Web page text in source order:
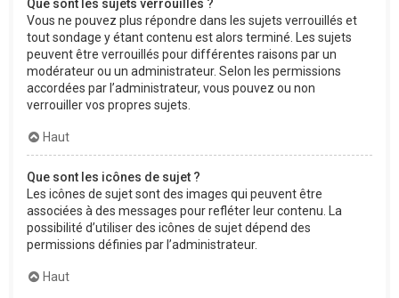
Que sont les sujets verrouillés ?
Vous ne pouvez plus répondre dans les sujets verrouillés et
tout sondage y étant contenu est alors terminé. Les sujets
peuvent être verrouillés pour différentes raisons par un
modérateur ou un administrateur. Selon les permissions
accordées par l’administrateur, vous pouvez ou non
verrouiller vos propres sujets.
Haut
Que sont les icônes de sujet ?
Les icônes de sujet sont des images qui peuvent être
associées à des messages pour refléter leur contenu. La
possibilité d’utiliser des icônes de sujet dépend des
permissions définies par l’administrateur.
Haut